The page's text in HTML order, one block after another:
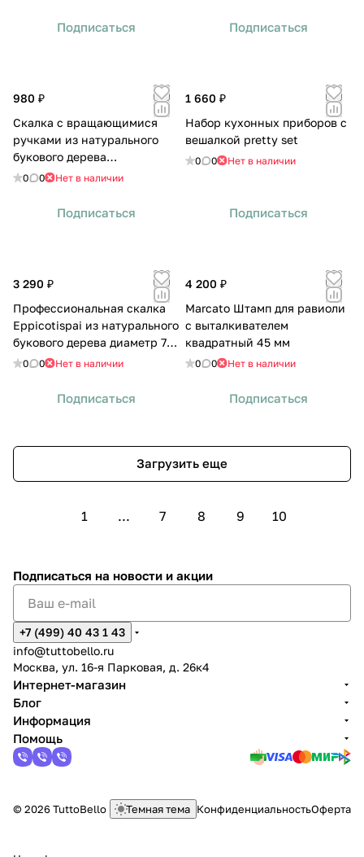
Подписаться Подписаться
980 ₽
Скалка с вращающимися
ручками из натурального
букового дерева
Eppicotispai, 60 см
0 0 Нет в наличии
Подписаться
1 660 ₽
Набор кухонных приборов с
вешалкой pretty set
0 0 Нет в наличии
Подписаться
3 290 ₽
Профессиональная скалка
Eppicotispai из натурального
букового дерева диаметр 7
см, 55 см
0 0 Нет в наличии
Подписаться
4 200 ₽
Marcato Штамп для равиоли
с выталкивателем
квадратный 45 мм
0 0 Нет в наличии
Подписаться
Загрузить еще
1 ... 7 8 9 10
Подписаться на новости и акции
+7 (499) 40 43 1 43
info@tuttobello.ru
Москва, ул. 16-я Парковая, д. 26к4
Интернет-магазин
Блог
Информация
Помощь
© 2026 TuttoBello Темная тема КонфиденциальностьОферта